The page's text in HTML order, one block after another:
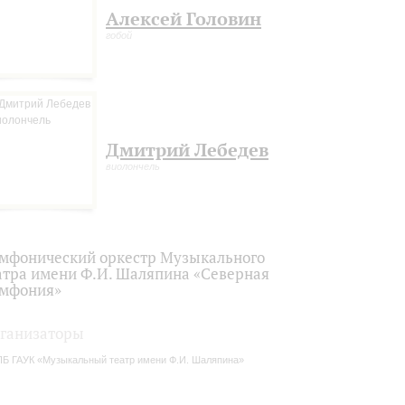
Алексей Головин
гобой
Дмитрий Лебедев
виолончель
оркестр Музыкального
имени Ф.И. Шаляпина «Северная
ГАУК «Музыкальный театр имени Ф.И. Шаляпина»